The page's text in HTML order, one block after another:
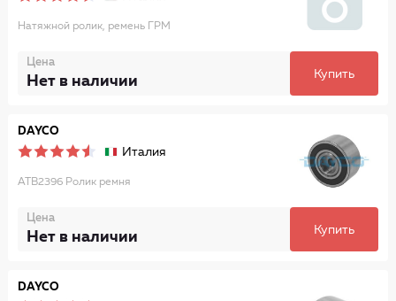
Натяжной ролик, ремень ГРМ
Цена
Нет в наличии Купить
DAYCO
Италия
ATB2396 Ролик ремня
Цена
Нет в наличии Купить
DAYCO